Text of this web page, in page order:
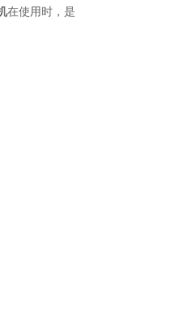
在使用时，是